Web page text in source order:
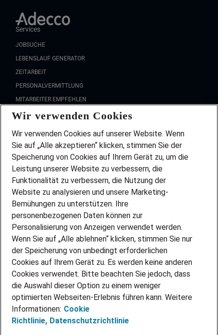
Services
JOBSUCHE
LEBENSLAUF GENERATOR
ZEITARBEIT
PERSONALVERMITTLUNG
MITARBEITER EMPFEHLEN
FAQ
Wir stellen ein!
DEINE BERUFSGRUPPE
DEINE LEBENSSITUATION
PARTNERSHIP WITH AIRBUS
INITIATIV BEWERBEN
ÜBER UNS
STANDORTE
BLOG
PRESSE
KONTAKT
@Adecco 2026
IMPRESSUM
DATENSCHUTZ
Wir verwenden Cookies
Wir verwenden Cookies auf unserer Website. Wenn
Sie auf „Alle akzeptieren“ klicken, stimmen Sie der
Speicherung von Cookies auf Ihrem Gerät zu, um die
Leistung unserer Website zu verbessern, die
Funktionalität zu verbessern, die Nutzung der
Website zu analysieren und unsere Marketing-
Bemühungen zu unterstützen. Ihre
personenbezogenen Daten können zur
Personalisierung von Anzeigen verwendet werden.
Wenn Sie auf „Alle ablehnen“ klicken, stimmen Sie nur
der Speicherung von unbedingt erforderlichen
Cookies auf Ihrem Gerät zu. Es werden keine anderen
Cookies verwendet. Bitte beachten Sie jedoch, dass
die Auswahl dieser Option zu einem weniger
optimierten Webseiten-Erlebnis führen kann. Weitere
Informationen: Cookie
Richtlinie, Datenschutzrichtlinie